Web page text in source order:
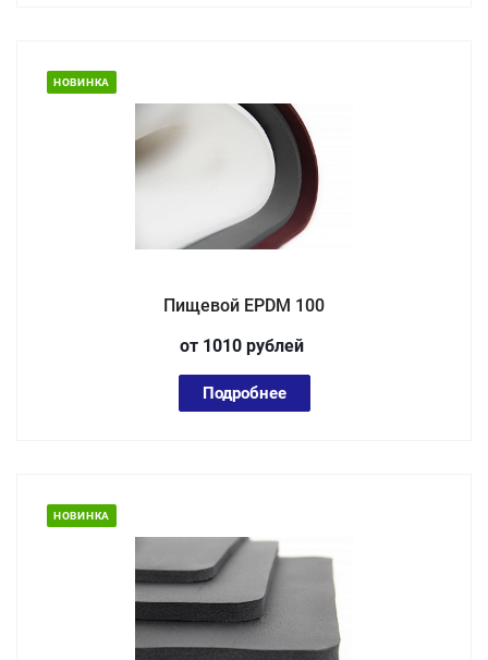
НОВИНКА
Пищевой EPDM 100
от 1010 рублей
Подробнее
НОВИНКА